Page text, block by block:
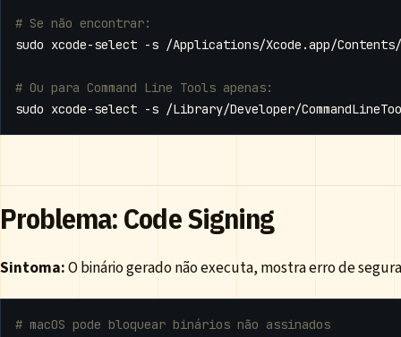
# Se não encontrar:
# Ou para Command Line Tools apenas:
Problema: Code Signing
Sintoma:O binário gerado não executa, mostra erro de
# macOS pode bloquear binários não assinados